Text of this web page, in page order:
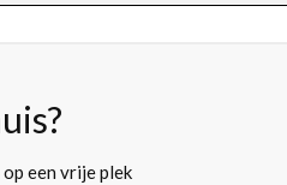
een vrije plek